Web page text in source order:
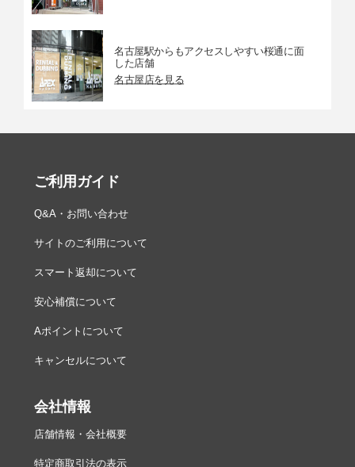
その他の
タイムラプス動画、電子手ブレ補正、タイムコード
調光補正
P、S、A、M時に設定可能、範囲：±3段、補正ステッ
プ：1/3、1/2ステップ
モニター
チルト式3.2型TFT液晶モニター(タッチパネル)、約104
インター
フェース
USB：Type-C端子
HDMI出力：HDMI端子(Type C)装備
外部マイク入力：ステレオミニジャック(Φ3.5 mm)、
プラグインパワー
ヘッドホン出力：ステレオミニジャック(Φ3.5 mm)
アクセサリーターミナルあり
Wi-Fi
・準拠規格：IEEE802.11b/g/n/a/ac
5180～5700MHz
0.7dBm(2.4GHz)
・認証方式：オープンシステム、WPA2-PSK
Bluetooth
・通信方式：Bluetooth標準規格 Ver.4.2
・周波数範囲(中心周波数)：
Bluetooth Low Energy：2402～2480MHz
名古屋駅からもアクセスしやすい桜通に面
した店舗
名古屋店を見る
ご利用ガイド
Q&A・お問い合わせ
サイトのご利用について
スマート返却について
安心補償について
Aポイントについて
キャンセルについて
会社情報
店舗情報・会社概要
特定商取引法の表示